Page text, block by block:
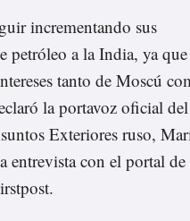
incrementando sus
petróleo a la India, ya
tanto de Moscú
la portavoz oficial del
Exteriores ruso,
entrevistacon el portal de